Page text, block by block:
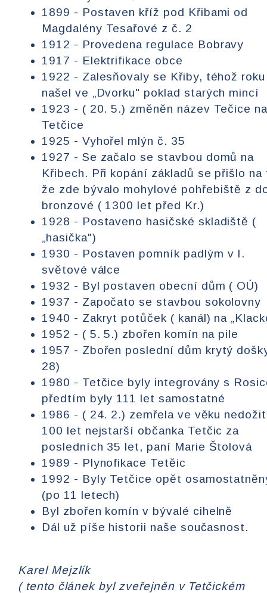
1899 - Postaven kříž pod Křibami od
Magdalény Tesařové z č. 2
1912 - Provedena regulace Bobravy
1917 - Elektrifikace obce
1922 - Zalesňovaly se Křiby, téhož
našel ve „Dvorku" poklad starých mincí
1923 - ( 20. 5.) změněn název Tečice
Tetčice
1925 - Vyhořel mlýn č. 35
1927 - Se začalo se stavbou domů na
Křibech. Při kopání základů se přišlo na
že zde bývalo mohylové pohřebiště z
bronzové ( 1300 let před Kr.)
1928 - Postaveno hasičské skladiště (
„hasička")
1930 - Postaven pomník padlým v I.
světové válce
1932 - Byl postaven obecní dům ( OÚ)
1937 - Započato se stavbou sokolovny
1940 - Zakryt potůček ( kanál) na
1952 - ( 5. 5.) zbořen komín na pile
1957 - Zbořen poslední dům krytý
28)
1980 - Tetčice byly integrovány s
předtím byly 111 let samostatné
1986 - ( 24. 2.) zemřela ve věku
100 let nejstarší občanka Tetčic za
posledních 35 let, paní Marie Štolová
1989 - Plynofikace Tetěic
1992 - Byly Tetčice opět
(po 11 letech)
Byl zbořen komín v bývalé cihelně
Dál už píše historii naše současnost.
Karel Mejzlík
( tento článek byl zveřejněn v Tetčickém